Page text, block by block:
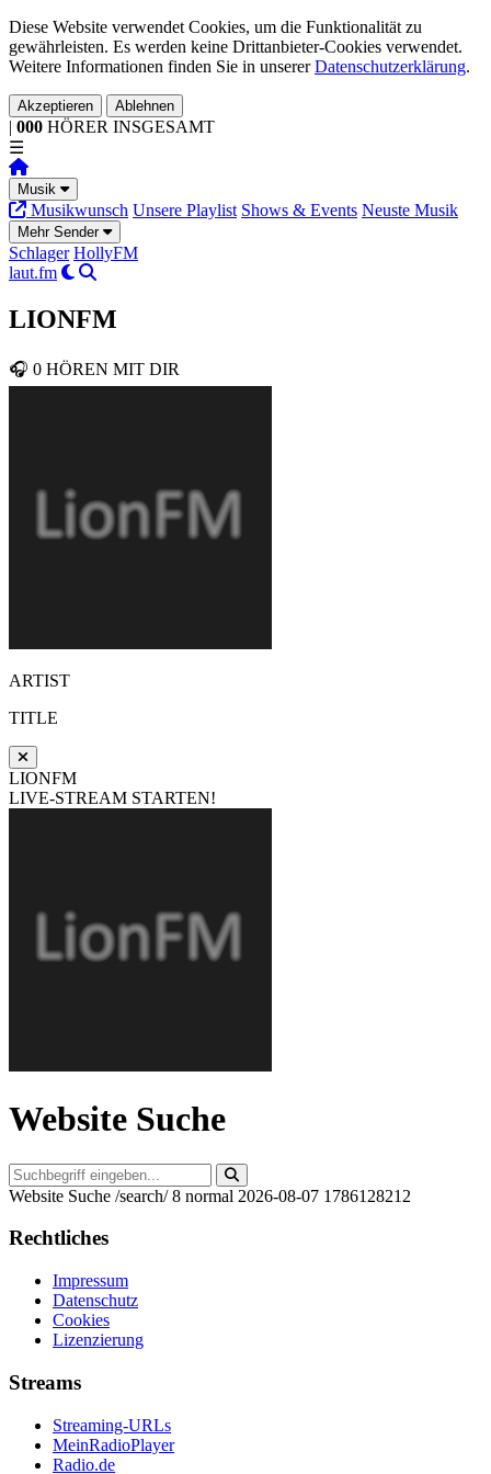
Diese Website verwendet Cookies, um die Funktionalität zu
gewährleisten. Es werden keine Drittanbieter-Cookies verwendet.
Weitere Informationen finden Sie in unsererDatenschutzerklärung.
Akzeptieren Ablehnen
| 000 HÖRER INSGESAMT
☰
Musik
Musikwunsch Unsere Playlist Shows & Events Neuste Musik
Mehr Sender
Schlager HollyFM
laut.fm
LIONFM
🎧 0 HÖREN MIT DIR
ARTIST
TITLE
LIONFM
LIVE-STREAM STARTEN!
Website Suche
Website Suche /search/ 8 normal 2026-08-07 1786128212
Rechtliches
Impressum
Datenschutz
Cookies
Lizenzierung
Streams
Streaming-URLs
MeinRadioPlayer
Radio.de